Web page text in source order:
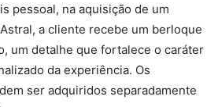
pessoal, na aquisição de um
a cliente recebe um berloque
um detalhe que fortalece o caráter
da experiência. Os
ser adquiridos separadamente